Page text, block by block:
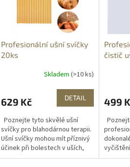
Profesionální ušní svíčky
20ks
Skladem (>10 ks)
629 Kč DETAIL
Poznejte tyto skvělé ušní
svíčky pro blahodárnou terapii.
Ušní svíčky mohou mít příznivý
účinek při bolestech v uších,
hlavy, svědění v uchu, pískání v
čistič
499
vám